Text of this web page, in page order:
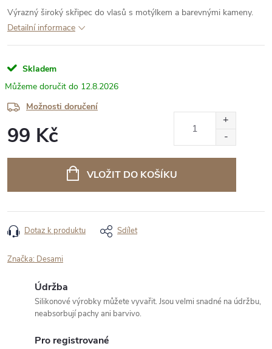
Výrazný široký skřipec do vlasů s motýlkem a barevnými kameny.
Detailní informace
Skladem
12.8.2026
Možnosti doručení
99 Kč
VLOŽIT DO KOŠÍKU
Dotaz k produktu Sdílet
Značka: Desami
Údržba
Silikonové výrobky můžete vyvařit. Jsou velmi snadné na údržbu,
neabsorbují pachy ani barvivo.
Pro registrované